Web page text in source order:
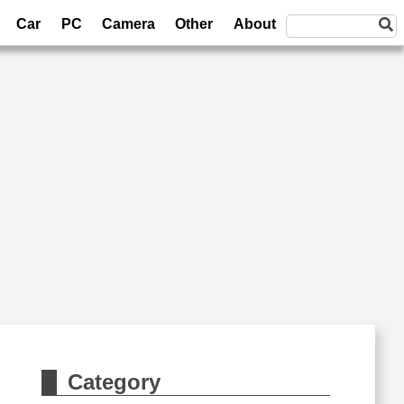
Car PC Camera Other About
Category